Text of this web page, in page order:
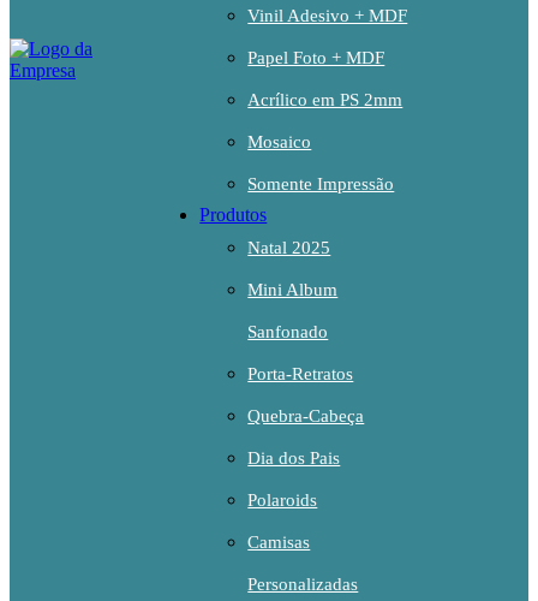
Vinil Adesivo + MDF
Papel Foto + MDF
Acrílico em PS 2mm
Mosaico
Somente Impressão
Produtos
Natal 2025
Mini Album
Sanfonado
Porta-Retratos
Quebra-Cabeça
Dia dos Pais
Polaroids
Camisas
Personalizadas